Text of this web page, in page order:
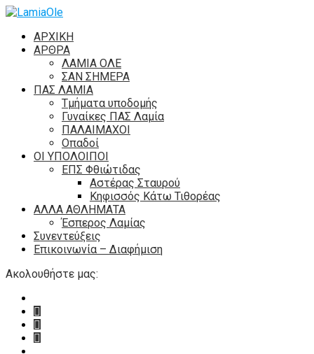
ΑΡΧΙΚΗ
ΑΡΘΡΑ
ΛΑΜΙΑ ΟΛΕ
ΣΑΝ ΣΗΜΕΡΑ
ΠΑΣ ΛΑΜΙΑ
Τμήματα υποδομής
Γυναίκες ΠΑΣ Λαμία
ΠΑΛΑΙΜΑΧΟΙ
Οπαδοί
ΟΙ ΥΠΟΛΟΙΠΟΙ
ΕΠΣ Φθιώτιδας
Αστέρας Σταυρού
Κηφισσός Κάτω Τιθορέας
ΑΛΛΑ ΑΘΛΗΜΑΤΑ
Έσπερος Λαμίας
Συνεντεύξεις
Επικοινωνία – Διαφήμιση
Ακολουθήστε μας: